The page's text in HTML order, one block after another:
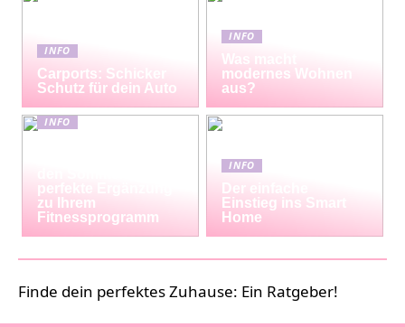
INFO
Carports: Schicker
Schutz für dein Auto
INFO
Was macht
modernes Wohnen
aus?
INFO
perfekte Ergänzung
zu Ihrem
Fitnessprogramm
INFO
Der einfache
Einstieg ins Smart
Home
Finde dein perfektes Zuhause: Ein Ratgeber!